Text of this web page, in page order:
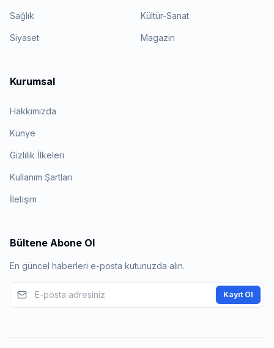
Sağlık Kültür-Sanat
Siyaset Magazin
Kurumsal
Hakkımızda
Künye
Gizlilik İlkeleri
Kullanım Şartları
İletişim
Bültene Abone Ol
En güncel haberleri e-posta kutunuzda alın.
Kayıt Ol